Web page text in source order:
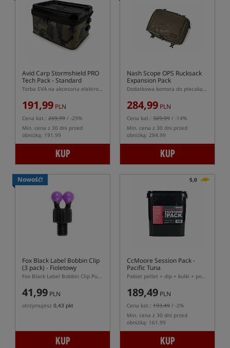
Avid Carp Stormshield PRO
Tech Pack - Standard
Torba EVA na akcesoria elektroniczne
191,99 PLN
Cena kat.: 269,99 / -29%
Min. cena z 30 dni przed
obniżką: 191.99
KUP
Nash Scope OPS Rucksack
Expansion Pack
Dodatkowa komora do plecaka Scope OPS Rucksack
284,99 PLN
Cena kat.: 329,99 / -14%
Min. cena z 30 dni przed
obniżką: 284.99
KUP
Nowość!
Fox Black Label Bobbin Clip
(3 pack) - Fioletowy
Fox Black Label Bobbin Clip Purple 3 pack – fioletowe klipsy do hangerów Fox
41,99 PLN
otrzymujesz 0,43 pkt
KUP
5,0
CcMoore Session Pack -
Pacific Tuna
Pakiet pellet + dip + kulki + pop-ups
189,49 PLN
Cena kat.: 193,49 / -2%
Min. cena z 30 dni przed
obniżką: 161.99
KUP